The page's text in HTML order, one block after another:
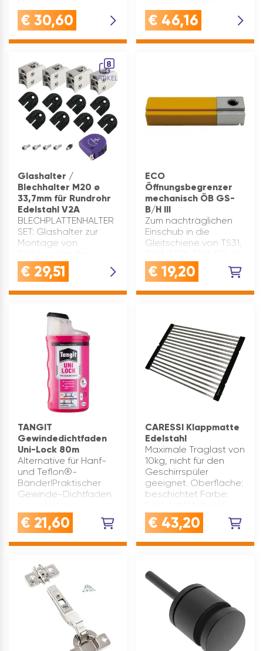
Balkongeländer,
Glasgeländer und
VierkantrohreGLASKLEMME
Glashalterung ist aus
robustem, rostfreiem
Edelstahl …
€ 30,60
Glasgeländer und
Treppengeländer für
EDELSTAHL: Diese
€ 46,16
8
ARTIKEL
Glashalter /
Blechhalter M20 ø
33,7mm für Rundrohr
Edelstahl V2A
BLECHPLATTENHALTER
SET: Glashalter zur
Montage von
Glasgeländer und
Treppengeländer für
EDELSTAHL: Diese
Glashalterung ist aus
robustem, rostfreiem
Edelstahl ge…
€ 29,51
ECO
Öffnungsbegrenzer
mechanisch ÖB GS-
B/H III
Zum nachträglichen
Einschub in die
Gleitschiene von TS31,
HF, IS21.Öffnungswinkel
von 80 bis 150 Grad
Eco Inhaltsangabe
€ 19,20
TANGIT
Gewindedichtfaden
Uni-Lock 80m
Alternative für Hanf-
und Teflon®-
Bänder!Praktischer
Gewinde-Dichtfaden
Abdichtung von
Metall- und
Produktvorteile:
PTFE-Bänder (Teflon®)
ein Ta…
€ 21,60
CARESSI Klappmatte
Edelstahl
Maximale Traglast von
10kg, nicht für den
Geschirrspüler
geeignet. Oberfläche:
beschichtet Farbe:
Edelstahl Lieferanten-
Nr.: 708184 Marke:
Abmessung(mm): 46…
€ 43,20